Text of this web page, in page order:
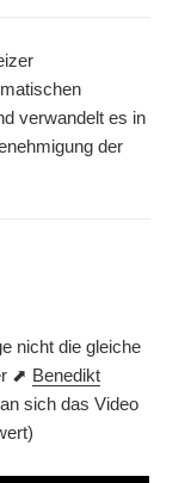
verwandelt es in
der
nicht die gleiche
⬈ Benedikt
sich das Video